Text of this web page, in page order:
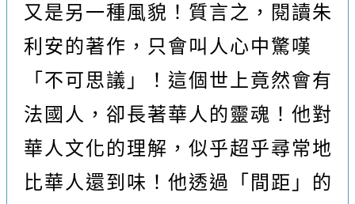
又是另一種風貌！質言之，閱讀朱
利安的著作，只會叫人心中驚嘆
「不可思議」！這個世上竟然會有
法國人，卻長著華人的靈魂！他對
華人文化的理解，似乎超乎尋常地
比華人還到味！他透過「間距」的